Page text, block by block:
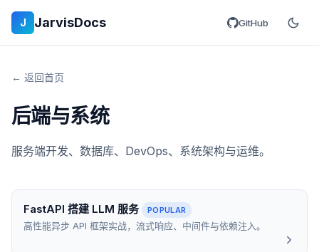
J JarvisDocs GitHub
← 返回首页
后端与系统
服务端开发、数据库、DevOps、系统架构与运维。
FastAPI 搭建 LLM 服务 POPULAR
高性能异步 API 框架实战，流式响应、中间件与依赖注入。